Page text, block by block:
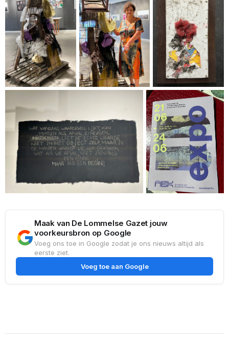
Maak van De Lommelse Gazet jouw
voorkeursbron op Google
Voeg ons toe in Google zodat je ons nieuws altijd als
eerste ziet.
Voeg toe aan Google